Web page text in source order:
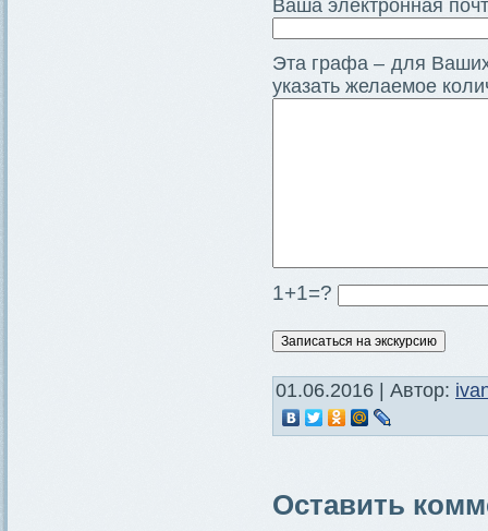
Ваша электронная
Эта графа – для
указать желаемое
1+1=?
01.06.2016 | Автор:
Оставить